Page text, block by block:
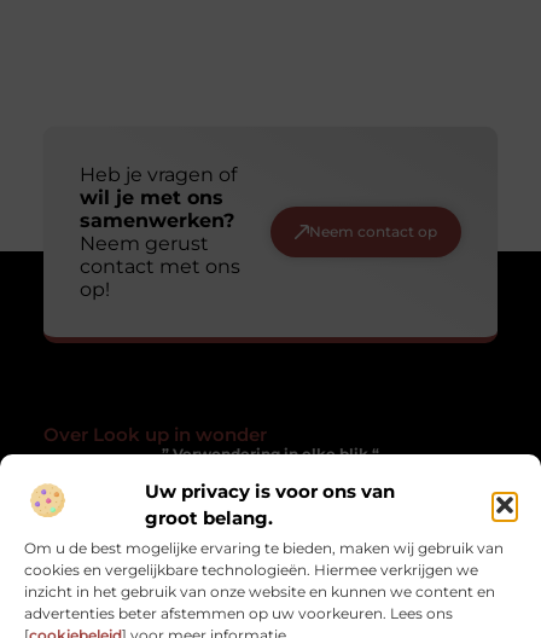
Uw privacy is voor ons van
groot belang.
Om u de best mogelijke ervaring te bieden, maken wij gebruik van
cookies en vergelijkbare technologieën. Hiermee verkrijgen we
inzicht in het gebruik van onze website en kunnen we content en
advertenties beter afstemmen op uw voorkeuren. Lees ons
Heb je vragen of
wil je met ons
samenwerken?
Neem gerust
contact met ons
op!
Neem contact op
Over Look up in wonder
” Verwondering in elke blik “
Lookupinwonder.nl laat je anders kijken naar het gewone. Een
verzameling blogs die inspireren, verwonderen en het
Onze informatie